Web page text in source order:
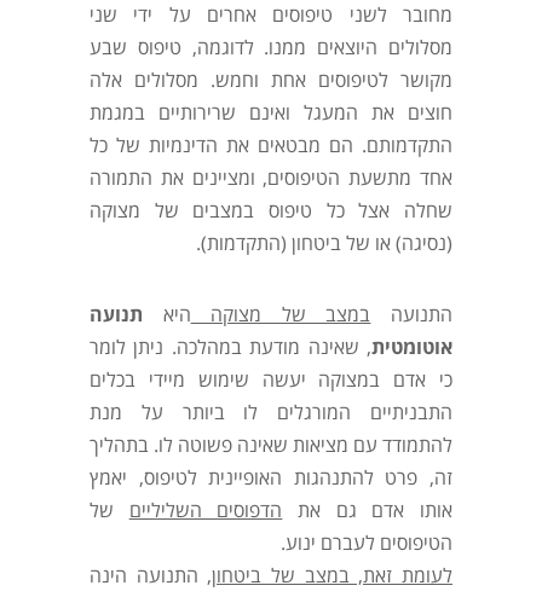
מחובר לשני טיפוסים אחרים על ידי שני
מסלולים היוצאים ממנו. לדוגמה, טיפוס שבע
מקושר לטיפוסים אחת וחמש. מסלולים אלה
חוצים את המעגל ואינם שרירותיים במגמת
התקדמותם. הם מבטאים את הדינמיות של כל
אחד מתשעת הטיפוסים, ומציינים את התמורה
שחלה אצל כל טיפוס במצבים של מצוקה
(נסיגה) או של ביטחון (התקדמות).
התנועה במצב של מצוקה היא תנועה
אוטומטית, שאינה מודעת במהלכה. ניתן לומר
כי אדם במצוקה יעשה שימוש מיידי בכלים
התבניתיים המורגלים לו ביותר על מנת
להתמודד עם מציאות שאינה פשוטה לו. בתהליך
זה, פרט להתנהגות האופיינית לטיפוס, יאמץ
אותו אדם גם את הדפוסים השליליים של
הטיפוסים לעברם ינוע.
לעומת זאת, במצב של ביטחון, התנועה הינה